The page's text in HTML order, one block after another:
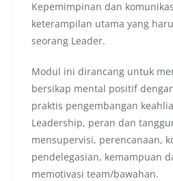
Kepemimpinan dan
keterampilan utama yang
seorang Leader.
Modul ini dirancang untuk
bersikap mental positif
praktis pengembangan
Leadership, peran dan
mensupervisi, perencanaan,
pendelegasian, kemampuan
memotivasi team/bawahan.